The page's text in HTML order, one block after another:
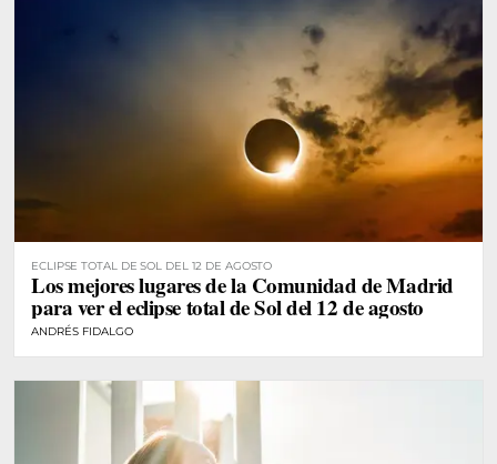
ECLIPSE TOTAL DE SOL DEL 12 DE AGOSTO
Los mejores lugares de la Comunidad de Madrid
para ver el eclipse total de Sol del 12 de agosto
ANDRÉS FIDALGO